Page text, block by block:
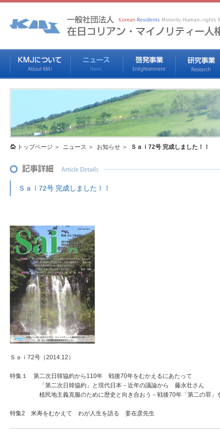
トップページ ニュース お知らせ Ｓａｉ72号 完成しました！！
Ｓａｉ72号 完成しました！！
Ｓａｉ72号（2014.12）
特集１ 第二次日韓協約から110年 戦後70年をむかえるにあたって
「第二次日韓協約」と現代日本－近年の議論から 藤永壮さん
植民地主義克服のために歴史と向き合おう－戦後70年「第二の罪」
特集2 米寿をむかえて わが人生を語る 姜在彦先生